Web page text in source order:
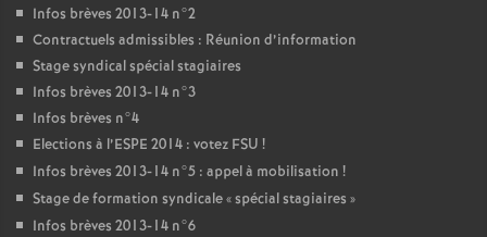
Infos brèves 2013-14 n°2
Contractuels admissibles : Réunion d’information
Stage syndical spécial stagiaires
Infos brèves 2013-14 n°3
Infos brèves n°4
Elections à l’ESPE 2014 : votez FSU !
Infos brèves 2013-14 n°5 : appel à mobilisation !
Stage de formation syndicale «spécial stagiaires »
Infos brèves 2013-14 n°6